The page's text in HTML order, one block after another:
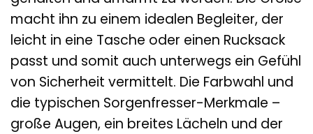
macht ihn zu einem idealen Begleiter, der
leicht in eine Tasche oder einen Rucksack
passt und somit auch unterwegs ein Gefühl
von Sicherheit vermittelt. Die Farbwahl und
die typischen Sorgenfresser-Merkmale –
große Augen, ein breites Lächeln und der